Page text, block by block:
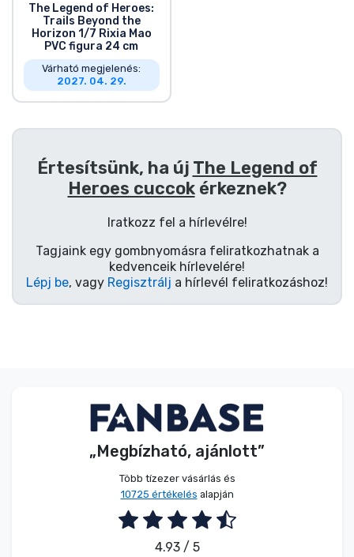
The Legend of Heroes:
Trails Beyond the
Horizon 1/7 Rixia Mao
PVC figura 24 cm
Várható megjelenés:
2027. 04. 29.
Értesítsünk, ha új The Legend of
Heroes cuccokérkeznek?
Iratkozz fel a hírlevélre!
Tagjaink egy gombnyomásra feliratkozhatnak a
kedvenceik hírlevelére!
Lépj be, vagy Regisztrálj a hírlevél feliratkozáshoz!
„Megbízható, ajánlott”
Több tízezer vásárlás és
10725 értékelés alapján
4.93 / 5